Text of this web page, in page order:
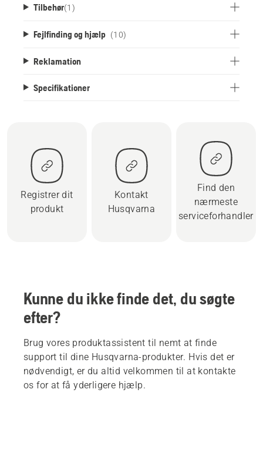
Tilbehør(1 )
Fejlfinding og hjælp (10)
Reklamation
Specifikationer
Registrer dit
produkt
Kontakt
Husqvarna
Find den
nærmeste
serviceforhandler
Kunne du ikke finde det, du søgte
efter?
Brug vores produktassistent til nemt at finde
support til dine Husqvarna-produkter. Hvis det er
nødvendigt, er du altid velkommen til at kontakte
os for at få yderligere hjælp.